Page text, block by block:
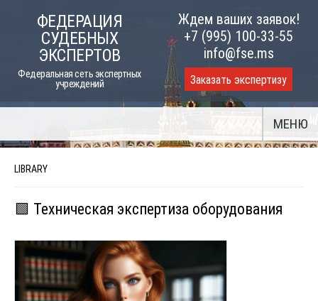
ФЕДЕРАЦИЯ
СУДЕБНЫХ
ЭКСПЕРТОВ
Федеральная сеть экспертных
учреждений
Ждем ваших заявок!
+7 (995) 100-33-55
info@fse.ms
Заказать экспертизу
МЕНЮ
LIBRARY
🟩 Техническая экспертиза оборудования